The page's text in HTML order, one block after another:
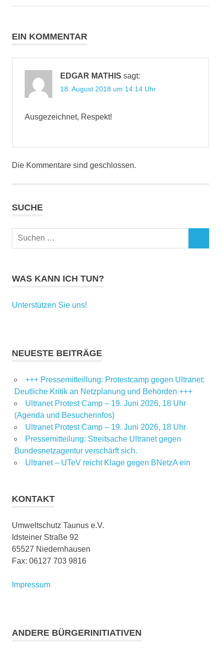
ultranetforumBeitrag:
EIN KOMMENTAR
EDGAR MATHIS sagt:
18. August 2018 um 14:14 Uhr
Ausgezeichnet, Respekt!
Die Kommentare sind geschlossen.
SUCHE
Suchen
WAS KANN ICH TUN?
Unterstützen Sie uns!
NEUESTE BEITRÄGE
+++ Pressemitteillung: Protestcamp gegen Ultranet:
Deutliche Kritik an Netzplanung und Behörden +++
Ultranet Protest Camp – 19. Juni 2026, 18 Uhr
(Agenda und Besucherinfos)
Ultranet Protest Camp – 19. Juni 2026, 18 Uhr
Pressemitteilung: Streitsache Ultranet gegen
Bundesnetzagentur verschärft sich.
Ultranet – UTeV reicht Klage gegen BNetzA ein
KONTAKT
Umweltschutz Taunus e.V.
Idsteiner Straße 92
65527 Niedernhausen
Fax: 06127 703 9816
Impressum
ANDERE BÜRGERINITIATIVEN